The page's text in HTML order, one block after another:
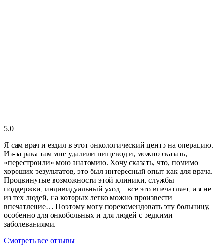
5.0
Я сам врач и ездил в этот онкологический центр на операцию.
Из-за рака там мне удалили пищевод и, можно сказать,
«перестроили» мою анатомию. Хочу сказать, что, помимо
хороших результатов, это был интересный опыт как для врача.
Продвинутые возможности этой клиники, службы
поддержки, индивидуальный уход – все это впечатляет, а я не
из тех людей, на которых легко можно произвести
впечатление… Поэтому могу порекомендовать эту больницу,
особенно для онкобольных и для людей с редкими
заболеваниями.
Смотреть все отзывы